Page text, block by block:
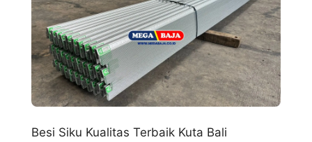
Besi Siku Kualitas Terbaik Kuta Bali